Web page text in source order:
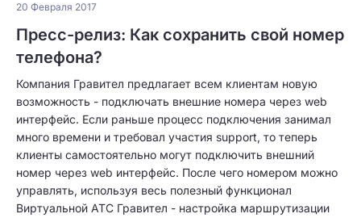
20 Февраля 2017
Пресс-релиз: Как сохранить свой номер
телефона?
Компания Гравител предлагает всем клиентам новую
возможность - подключать внешние номера через web
интерфейс. Если раньше процесс подключения занимал
много времени и требовал участия support, то теперь
клиенты самостоятельно могут подключить внешний
номер через web интерфейс. После чего номером можно
управлять, используя весь полезный функционал
Виртуальной АТС Гравител - настройка маршрутизации